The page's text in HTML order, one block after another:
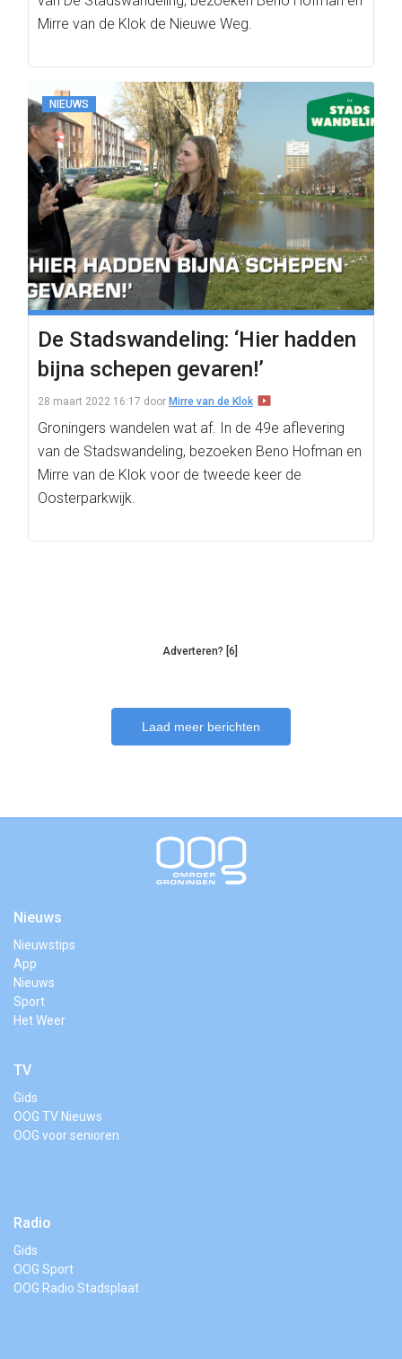
Mirre van de Klok de Nieuwe Weg.
NIEUWS
De Stadswandeling: ‘Hier hadden
bijna schepen gevaren!’
28 maart 2022 16:17 door Mirre van de Klok
Groningers wandelen wat af. In de 49e aflevering
van de Stadswandeling, bezoeken Beno Hofman en
Mirre van de Klok voor de tweede keer de
Oosterparkwijk.
Adverteren? [6]
Laad meer berichten
Nieuws
Nieuwstips
App
Nieuws
Sport
Het Weer
TV
Gids
OOG TV Nieuws
OOG voor senioren
Radio
Gids
OOG Sport
OOG Radio Stadsplaat